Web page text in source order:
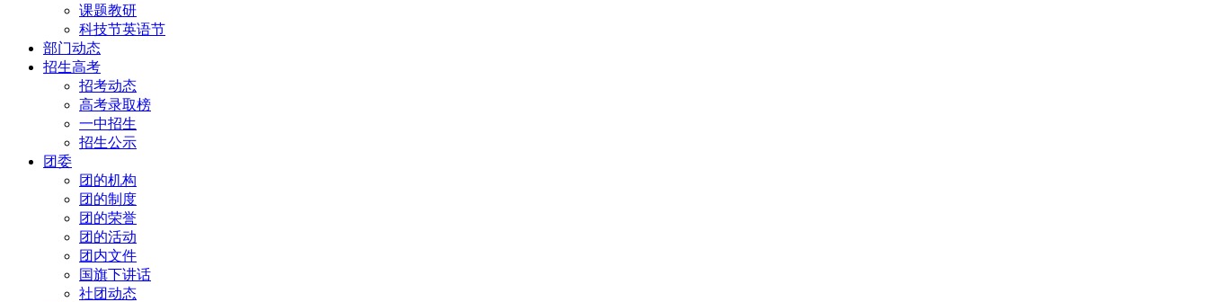
课题教研
科技节英语节
部门动态
招生高考
招考动态
高考录取榜
一中招生
招生公示
团委
团的机构
团的制度
团的荣誉
团的活动
团内文件
国旗下讲话
社团动态